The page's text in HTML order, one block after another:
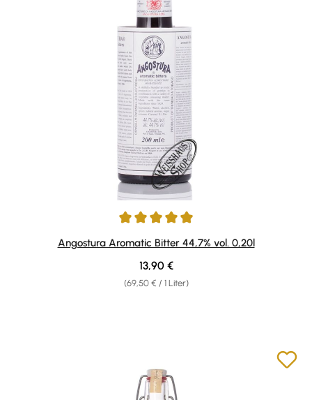
Durchschnittliche Bewertung von 4.94 von 5 Sternen
Angostura Aromatic Bitter 44,7% vol. 0,20l
(69,50 € / 1 Liter)
Regulärer Preis:
13,90 €